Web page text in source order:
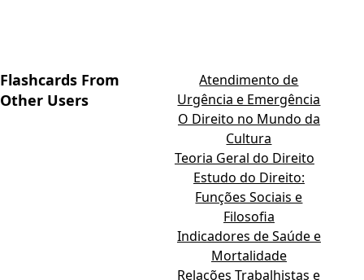
Flashcards From
Other Users
Atendimento de
Urgência e Emergência
O Direito no Mundo da
Cultura
Teoria Geral do Direito
Estudo do Direito:
Funções Sociais e
Filosofia
Indicadores de Saúde e
Mortalidade
Relações Trabalhistas e